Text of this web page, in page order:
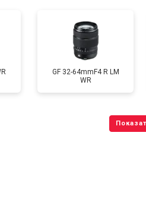
GF 32-64mmF4 R LM
WR